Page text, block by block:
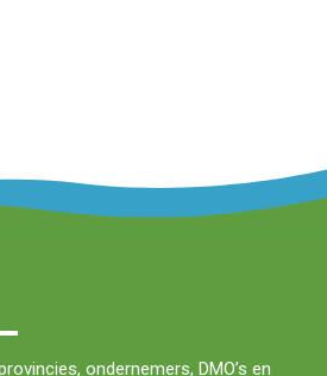
ondernemers, DMO’s en